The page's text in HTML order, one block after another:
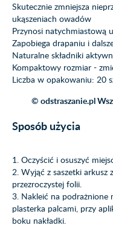
Skutecznie zmniejsza
ukąszeniach owadów
Przynosi natychmiastową
Zapobiega drapaniu i
Naturalne składniki
Kompaktowy rozmiar -
Liczba w opakowaniu: 20
© odstraszanie.pl
Sposób użycia
1. Oczyścić i osuszyć
2. Wyjąć z saszetki arkusz
przezroczystej folii.
3. Nakleić na podrażnione
plasterka palcami, przy
boku nakładki.